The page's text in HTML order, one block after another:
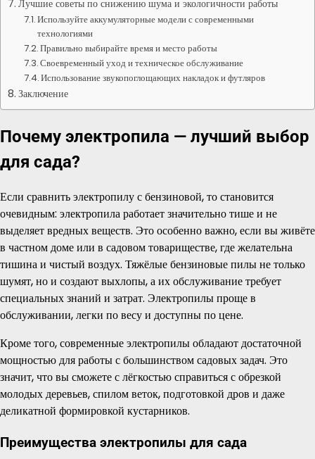
Лучшие советы по снижению шума и экологичности работы
Используйте аккумуляторные модели с современными
технологиями
Правильно выбирайте время и место работы
Своевременный уход и техническое обслуживание
Использование звукопоглощающих накладок и футляров
Заключение
Почему электропила — лучший выбор
для сада?
Если сравнить электропилу с бензиновой, то становится
очевидным: электропила работает значительно тише и не
выделяет вредных веществ. Это особенно важно, если вы живёте
в частном доме или в садовом товариществе, где желательна
тишина и чистый воздух. Тяжёлые бензиновые пилы не только
шумят, но и создают выхлопы, а их обслуживание требует
специальных знаний и затрат. Электропилы проще в
обслуживании, легки по весу и доступны по цене.
Кроме того, современные электропилы обладают достаточной
мощностью для работы с большинством садовых задач. Это
значит, что вы сможете с лёгкостью справиться с обрезкой
молодых деревьев, спилом веток, подготовкой дров и даже
деликатной формировкой кустарников.
Преимущества электропилы для сада